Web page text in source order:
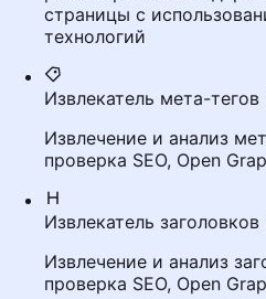
страницы с
технологий
Извлекатель мета-тегов
Извлечение и анализ
проверка SEO, Open
Извлекатель заголовков
Извлечение и анализ
проверка SEO, Open